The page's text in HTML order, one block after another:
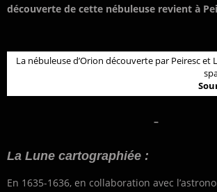
découverte de cette nébuleuse revient à
La nébuleuse d’Orion découverte par Peiresc
–
La Lune cartographiée :
En 1635-1636, en collaboration avec